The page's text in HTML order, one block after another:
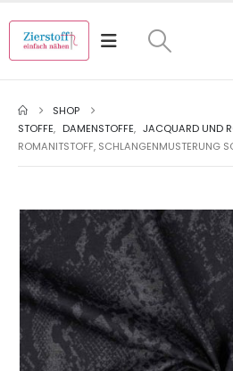
SHOP
STOFFE, DAMENSTOFFE, JACQUARD UND
ROMANITSTOFF, SCHLANGENMUSTERUNG